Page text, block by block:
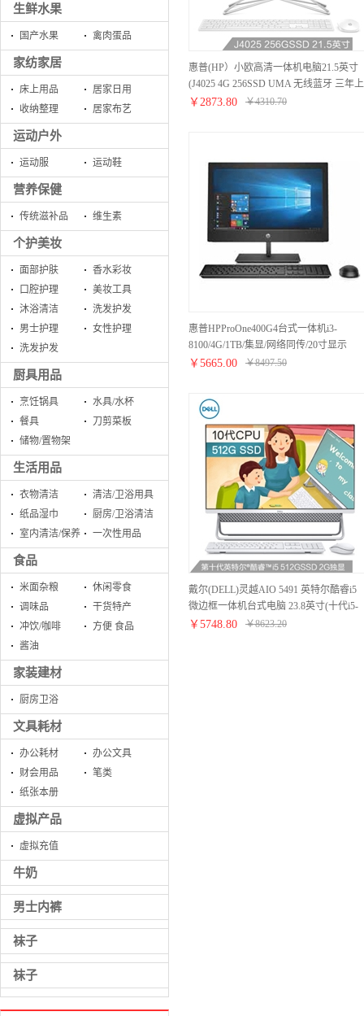
生鲜水果
国产水果 禽肉蛋品
家纺家居
床上用品
居家日用
收纳整理
居家布艺
运动户外
运动服 运动鞋
营养保健
传统滋补品 维生素
个护美妆
面部护肤
香水彩妆
口腔护理
美妆工具
沐浴清洁
洗发护发
男士护理
女性护理
洗发护发
厨具用品
烹饪锅具
水具/水杯
餐具
刀剪菜板
储物/置物架
生活用品
衣物清洁
清洁/卫浴用具
纸品湿巾
厨房/卫浴清洁
室内清洁/保养
一次性用品
食品
米面杂粮
休闲零食
调味品
干货特产
冲饮/咖啡
方便 食品
酱油
家装建材
厨房卫浴
文具耗材
办公耗材
办公文具
财会用品
笔类
纸张本册
虚拟产品
虚拟充值
牛奶
男士内裤
袜子
袜子
惠普(HP）小欧高清一体机电脑21.5英寸
(J4025 4G 256SSD UMA 无线蓝牙 三年上
门)FHD高色域
￥ 2873.80 ￥4310.70
惠普HPProOne400G4台式一体机i3-
8100/4G/1TB/集显/网络同传/20寸显示
器/DOS
￥ 5665.00 ￥8497.50
戴尔(DELL)灵越AIO 5491 英特尔酷睿i5
微边框一体机台式电脑 23.8英寸(十代i5-
10210U 8G 512GSSD 2G独显)银
￥ 5748.80 ￥8623.20